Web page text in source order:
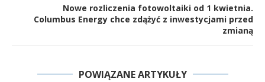
Nowe rozliczenia fotowoltaiki od 1 kwietnia.
Columbus Energy chce zdążyć z inwestycjami przed
zmianą
POWIĄZANE ARTYKUŁY